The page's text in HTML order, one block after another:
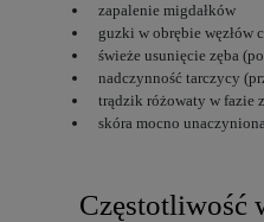
zapalenie migdałków
guzki w obrębie węzłów
świeże usunięcie zęba
nadczynność tarczycy
trądzik różowaty w fazie
skóra mocno
Częstotliwość